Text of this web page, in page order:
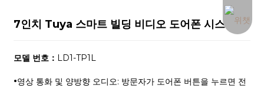
7인치 Tuya 스마트 빌딩 비디오 도어폰 시스템
모델 번호： LD1-TP1L
·영상 통화 및 양방향 오디오: 방문자가 도어폰 버튼을 누르면 전